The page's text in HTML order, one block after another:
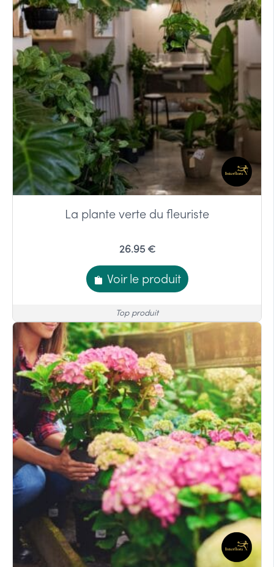
La plante verte du fleuriste
26.95 €
Voir le produit
Top produit